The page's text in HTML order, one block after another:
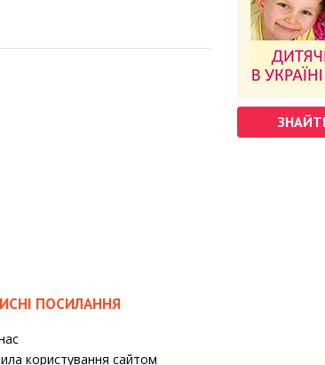
ПОСИЛАННЯ
користування сайтом